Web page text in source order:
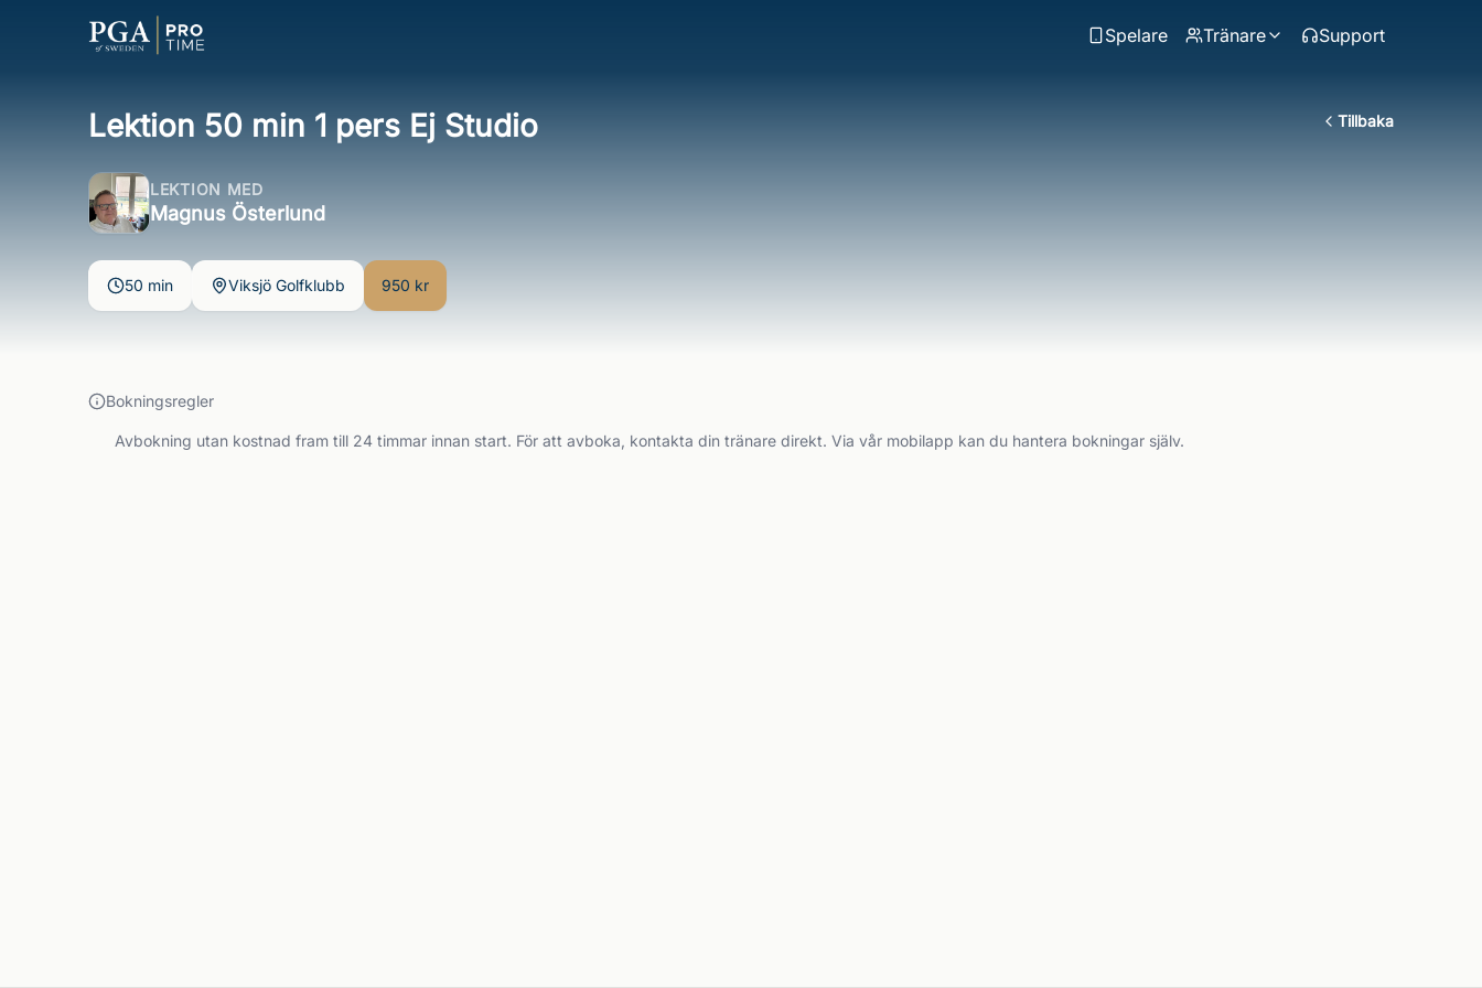
Spelare Tränare Support
Tillbaka
Lektion 50 min 1 pers Ej Studio
LEKTION MED
Magnus Österlund
50 min Viksjö Golfklubb 950 kr
Bokningsregler
Avbokning utan kostnad fram till 24 timmar innan start. För att avboka, kontakta din tränare direkt. Via vår mobilapp kan du hantera bokningar själv.